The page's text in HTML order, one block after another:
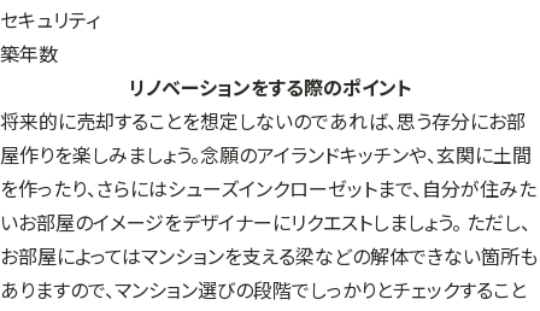
セキュリティ
築年数
リノベーションをする際のポイント
将来的に売却することを想定しないのであれば、思う存分にお部
屋作りを楽しみましょう。念願のアイランドキッチンや、玄関に土間
を作ったり、さらにはシューズインクローゼットまで、自分が住みた
いお部屋のイメージをデザイナーにリクエストしましょう。 ただし、
お部屋によってはマンションを支える梁などの解体できない箇所も
ありますので、マンション選びの段階でしっかりとチェックすること